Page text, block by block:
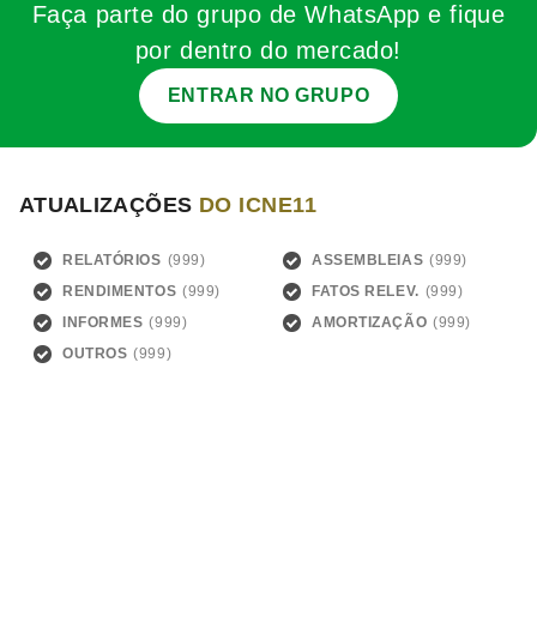
Faça parte do grupo de WhatsApp e fique
por dentro do mercado!
ENTRAR NO GRUPO
ATUALIZAÇÕES DO ICNE11
RELATÓRIOS
ASSEMBLEIAS
RENDIMENTOS
FATOS RELEV.
INFORMES
AMORTIZAÇÃO
OUTROS